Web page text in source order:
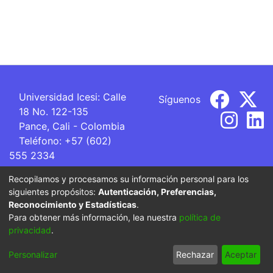
Universidad Icesi: Calle
18 No. 122-135
Pance, Cali - Colombia
Teléfono: +57 (602)
555 2334
ventanillaunica@icesi.edu.co
Síguenos
La Universidad Icesi es una Institución de Educación
Superior que se encuentra sujeta a inspección y vigilancia
por parte del Ministerio de Educación Nacional.
Cookie
End User
Agreement
Send
Feedback
Recopilamos y procesamos su información personal para los
siguientes propósitos: Autenticación, Preferencias,
Reconocimiento y Estadísticas.
Para obtener más información, lea nuestra política de
privacidad.
Personalizar Rechazar Aceptar